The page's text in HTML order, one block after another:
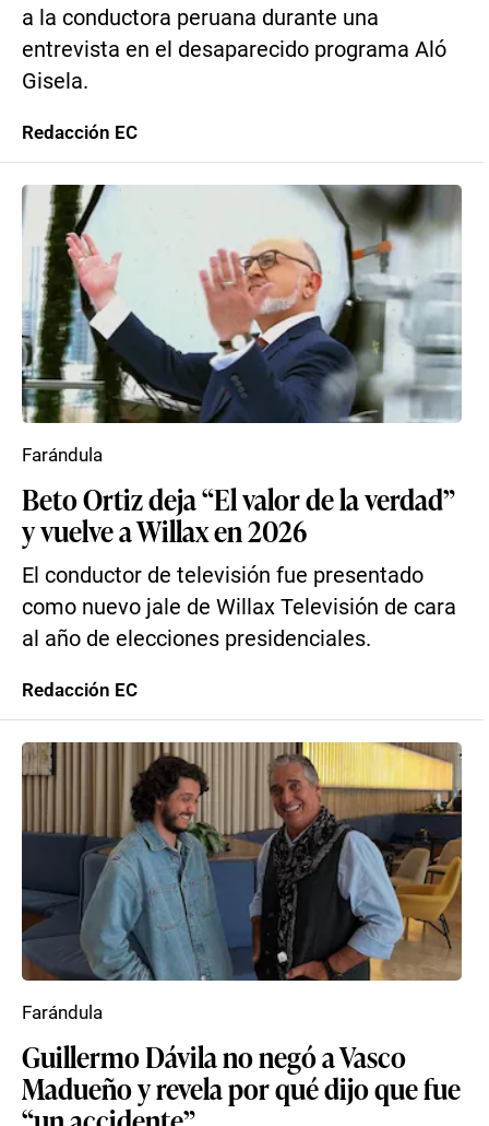
a la conductora peruana durante una
entrevista en el desaparecido programa Aló
Gisela.
Redacción EC
Beto Ortiz deja “El valor de la verdad”
y vuelve a Willax en 2026
El conductor de televisión fue presentado
como nuevo jale de Willax Televisión de cara
al año de elecciones presidenciales.
Farándula
Redacción EC
Guillermo Dávila no negó a Vasco
Madueño y revela por qué dijo que fue
Farándula